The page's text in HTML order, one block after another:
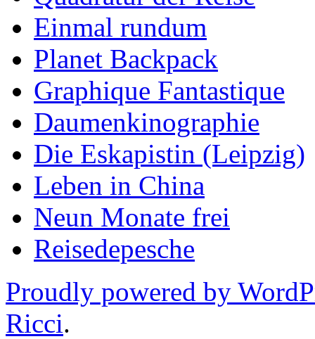
Einmal rundum
Planet Backpack
Graphique Fantastique
Daumenkinographie
Die Eskapistin (Leipzig)
Leben in China
Neun Monate frei
Reisedepesche
Proudly powered by
Ricci.